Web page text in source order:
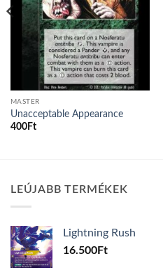
MASTER
Unacceptable Appearance
400Ft
LEÚJABB TERMÉKEK
Lightning Rush
16.500Ft